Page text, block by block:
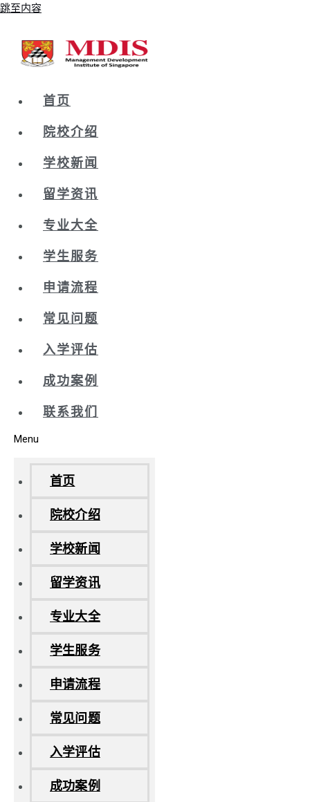
跳至内容
首页
院校介绍
学校新闻
留学资讯
专业大全
学生服务
申请流程
常见问题
入学评估
成功案例
联系我们
Menu
首页
院校介绍
学校新闻
留学资讯
专业大全
学生服务
申请流程
常见问题
入学评估
成功案例